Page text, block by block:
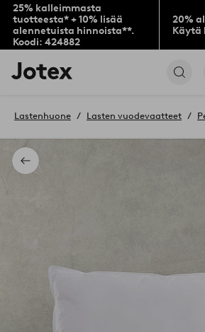
25% kalleimmasta
tuotteesta* + 10% lisää
alennetuista hinnoista**.
Koodi: 424882
20%
Käytä
Jotex-
logo
aloitussivulle
Takaisin
Lastenhuone Lasten vuodevaatteet